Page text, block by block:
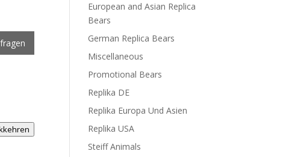
European and Asian Replica
Bears
German Replica Bears
Miscellaneous
Promotional Bears
Replika DE
Replika Europa Und Asien
Replika USA
Steiff Animals